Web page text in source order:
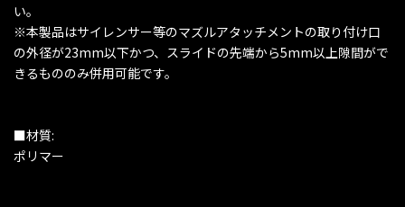
い。
※本製品はサイレンサー等のマズルアタッチメントの取り付け口
の外径が23mm以下かつ、スライドの先端から5mm以上隙間がで
きるもののみ併用可能です。
■材質:
ポリマー